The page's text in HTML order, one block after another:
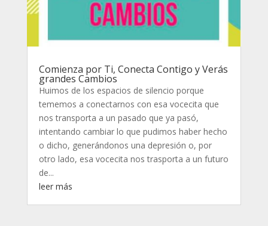
Comienza por Ti, Conecta Contigo y Verás
grandes Cambios
Huimos de los espacios de silencio porque
tememos a conectarnos con esa vocecita que
nos transporta a un pasado que ya pasó,
intentando cambiar lo que pudimos haber hecho
o dicho, generándonos una depresión o, por
otro lado, esa vocecita nos trasporta a un futuro
de...
leer más